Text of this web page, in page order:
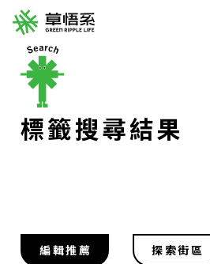
標籤搜尋結果
編輯推薦 探索街區